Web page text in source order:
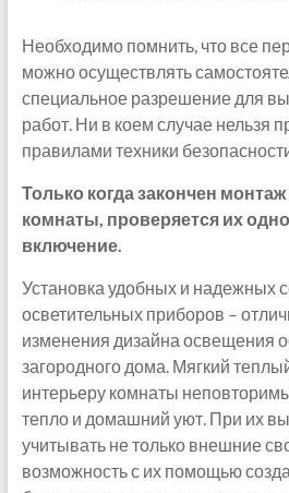
Необходимо помнить, что все
можно осуществлять
специальное разрешение для
работ. Ни в коем случае нельзя
правилами техники
Только когда закончен
комнаты, проверяется их
включение.
Установка удобных и надежных
осветительных приборов –
изменения дизайна освещения
загородного дома. Мягкий
интерьеру комнаты
тепло и домашний уют. При их
учитывать не только внешние
возможность с их помощью